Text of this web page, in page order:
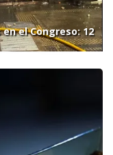
el Congreso: 12